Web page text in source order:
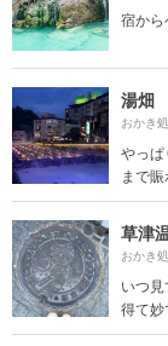
宿か
湯畑
おかき
やっ
まで
草津
おかき
いつ
得て妙